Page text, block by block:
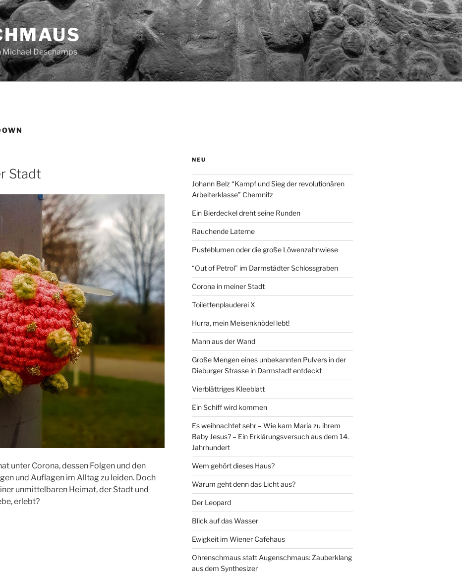
Deschamps
Stadt
unter Corona, dessen Folgen und den
und Auflagen im Alltag zu leiden. Doch
unmittelbaren Heimat, der Stadt und
erlebt?
NEU
Johann Belz “Kampf und Sieg der revolutionären
Arbeiterklasse” Chemnitz
Ein Bierdeckel dreht seine Runden
Rauchende Laterne
Pusteblumen oder die große Löwenzahnwiese
“Out of Petrol” im Darmstädter Schlossgraben
Corona in meiner Stadt
Toilettenplauderei X
Hurra, mein Meisenknödel lebt!
Mann aus der Wand
Große Mengen eines unbekannten Pulvers in der
Dieburger Strasse in Darmstadt entdeckt
Vierblättriges Kleeblatt
Ein Schiff wird kommen
Es weihnachtet sehr – Wie kam Maria zu ihrem
Baby Jesus? – Ein Erklärungsversuch aus dem 14.
Jahrhundert
Wem gehört dieses Haus?
Warum geht denn das Licht aus?
Der Leopard
Blick auf das Wasser
Ewigkeit im Wiener Cafehaus
Ohrenschmaus statt Augenschmaus: Zauberklang
aus dem Synthesizer